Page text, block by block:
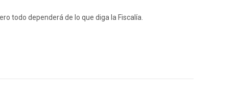
todo dependerá de lo que diga la Fiscalía.